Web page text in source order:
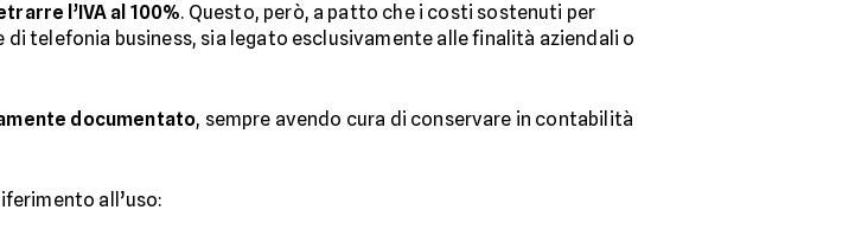
l’IVA al 100%. Questo, però, a patto che i costi sostenuti per
telefonia business, sia legato esclusivamente alle finalità aziendali o
documentato, sempre avendo cura di conservare in contabilità
all’uso: